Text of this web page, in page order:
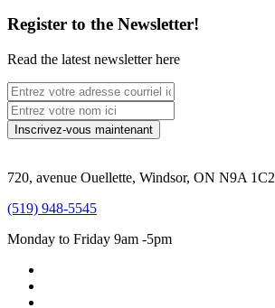
Register to the Newsletter!
Read the latest newsletter here
720, avenue Ouellette, Windsor, ON N9A 1C2
(519) 948-5545
Monday to Friday 9am -5pm